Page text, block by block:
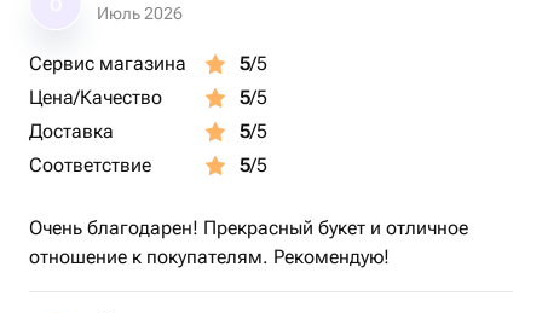
Июль 2026
Сервис магазина 5/5
Цена/Качество
5/5
Доставка
5/5
Соответствие
5/5
Очень благодарен! Прекрасный букет и отличное
отношение к покупателям. Рекомендую!